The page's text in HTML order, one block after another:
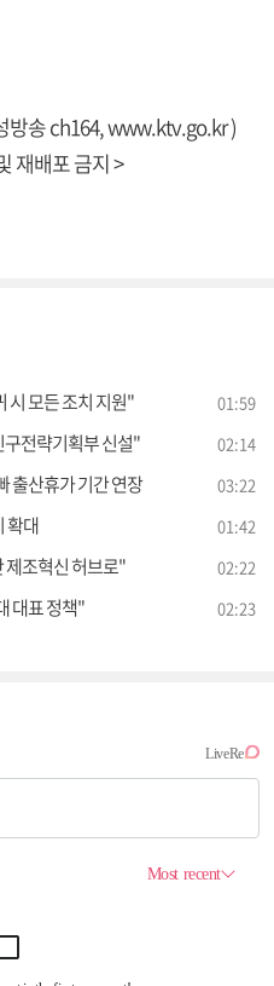
방송 ch164,www.ktv.go.kr)
재배포 금지 >
시 모든 조치 지원" 01:59
전략기획부 신설" 02:14
출산휴가 기간 연장 03:22
확대 01:42
제조혁신 허브로" 02:22
대표 정책" 02:23